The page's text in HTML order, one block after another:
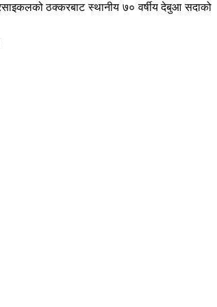
ठक्करबाट स्थानीय ७० वर्षीय देबुआ सदाको